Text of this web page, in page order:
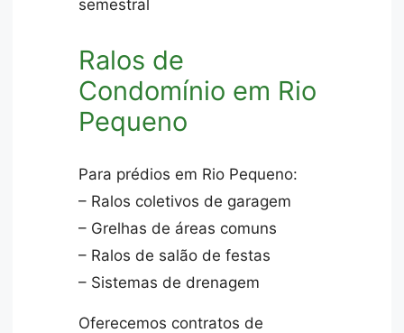
semestral
Ralos de
Condomínio em Rio
Pequeno
Para prédios em Rio Pequeno:
– Ralos coletivos de garagem
– Grelhas de áreas comuns
– Ralos de salão de festas
– Sistemas de drenagem
Oferecemos contratos de